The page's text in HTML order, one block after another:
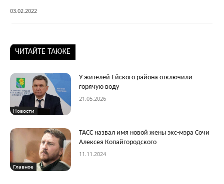
03.02.2022
ЧИТАЙТЕ ТАКЖЕ
Новости
У жителей Ейского района отключили
горячую воду
21.05.2026
Главное
ТАСС назвал имя новой жены экс-мэра Сочи
Алексея Копайгородского
11.11.2024